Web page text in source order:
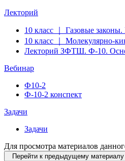
Лекторий
10 класс ｜ Газовые
10 класс ｜ Молекулярно-
Лекторий ЗФТШ. Ф-10.
Вебинар
Ф10-2
Ф-10-2 конспект
Задачи
Задачи
Для просмотра материалов
Перейти к предыдущему материалу